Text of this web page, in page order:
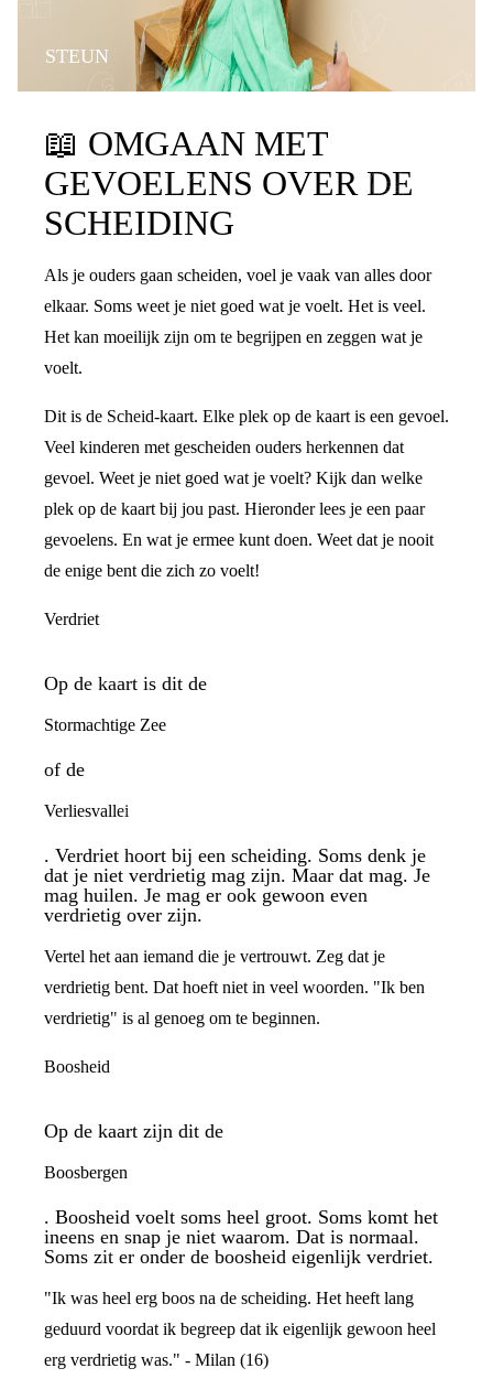
STEUN
📖 OMGAAN MET
GEVOELENS OVER DE
SCHEIDING
Als je ouders gaan scheiden, voel je vaak van alles door
elkaar. Soms weet je niet goed wat je voelt. Het is veel.
Het kan moeilijk zijn om te begrijpen en zeggen wat je
voelt.
Dit is de Scheid-kaart. Elke plek op de kaart is een gevoel.
Veel kinderen met gescheiden ouders herkennen dat
gevoel. Weet je niet goed wat je voelt? Kijk dan welke
plek op de kaart bij jou past. Hieronder lees je een paar
gevoelens. En wat je ermee kunt doen. Weet dat je nooit
de enige bent die zich zo voelt!
Verdriet
Op de kaart is dit de
Stormachtige Zee
of de
Verliesvallei
. Verdriet hoort bij een scheiding. Soms denk je
dat je niet verdrietig mag zijn. Maar dat mag. Je
mag huilen. Je mag er ook gewoon even
verdrietig over zijn.
Vertel het aan iemand die je vertrouwt. Zeg dat je
verdrietig bent. Dat hoeft niet in veel woorden. "Ik ben
verdrietig" is al genoeg om te beginnen.
Boosheid
Op de kaart zijn dit de
Boosbergen
. Boosheid voelt soms heel groot. Soms komt het
ineens en snap je niet waarom. Dat is normaal.
Soms zit er onder de boosheid eigenlijk verdriet.
"Ik was heel erg boos na de scheiding. Het heeft lang
geduurd voordat ik begreep dat ik eigenlijk gewoon heel
erg verdrietig was." - Milan (16)